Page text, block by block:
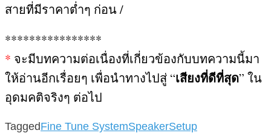
สายที่มีราคาต่ำๆ ก่อน/
****************
* จะมีบทความต่อเนื่องที่เกี่ยวข้องกับบทความนี้มา
ให้อ่านอีกเรื่อยๆ เพื่อนำทางไปสู่ “เสียงที่ดีที่สุด” ใน
อุดมคติจริงๆ ต่อไป
TaggedFine Tune SystemSpeakerSetup